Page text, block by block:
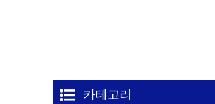
카테고리